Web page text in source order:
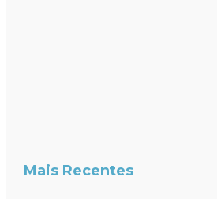
Mais Recentes